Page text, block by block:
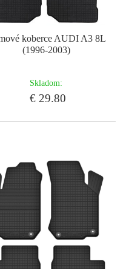
koberce AUDI A3 8L
(1996-2003)
Skladom:
€ 29.80